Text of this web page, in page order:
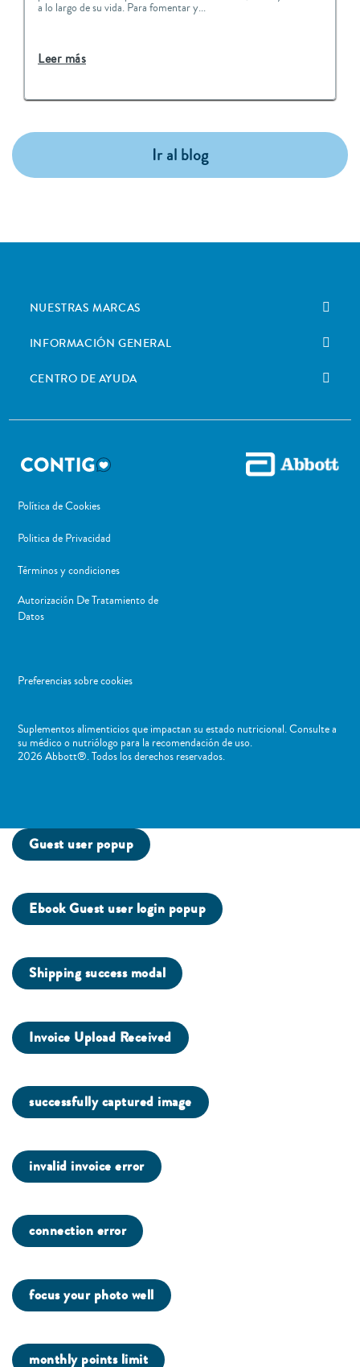
a lo largo de su vida. Para fomentar y...
Leer más
Ir al blog
NUESTRAS MARCAS
INFORMACIÓN GENERAL
CENTRO DE AYUDA
Política de Cookies
Politica de Privacidad
Términos y condiciones
Autorización De Tratamiento de
Datos
Preferencias sobre cookies
Suplementos alimenticios que impactan su estado nutricional. Consulte a
su médico o nutriólogo para la recomendación de uso. ​
2026 Abbott®. Todos los derechos reservados.
Guest user popup
Ebook Guest user login popup
Shipping success modal
Invoice Upload Received
successfully captured image
invalid invoice error
connection error
focus your photo well
monthly points limit